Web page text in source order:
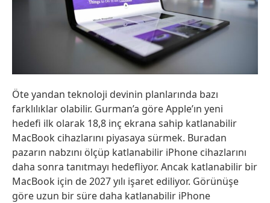
Öte yandan teknoloji devinin planlarında bazı
farklılıklar olabilir. Gurman’a göre Apple’ın yeni
hedefi ilk olarak 18,8 inç ekrana sahip katlanabilir
MacBook cihazlarını piyasaya sürmek. Buradan
pazarın nabzını ölçüp katlanabilir iPhone cihazlarını
daha sonra tanıtmayı hedefliyor. Ancak katlanabilir bir
MacBook için de 2027 yılı işaret ediliyor. Görünüşe
göre uzun bir süre daha katlanabilir iPhone